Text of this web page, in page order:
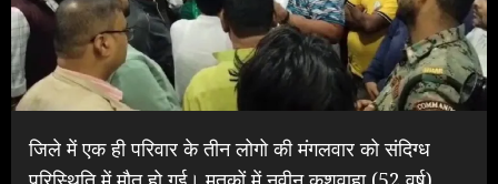
जिले में एक ही परिवार के तीन लोगो की मंगलवार को संदिग्ध